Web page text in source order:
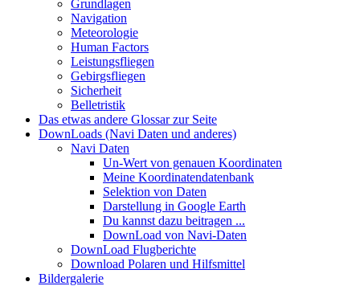
Grundlagen
Navigation
Meteorologie
Human Factors
Leistungsfliegen
Gebirgsfliegen
Sicherheit
Belletristik
Das etwas andere Glossar zur Seite
DownLoads (Navi Daten und anderes)
Navi Daten
Un-Wert von genauen Koordinaten
Meine Koordinatendatenbank
Selektion von Daten
Darstellung in Google Earth
Du kannst dazu beitragen ...
DownLoad von Navi-Daten
DownLoad Flugberichte
Download Polaren und Hilfsmittel
Bildergalerie